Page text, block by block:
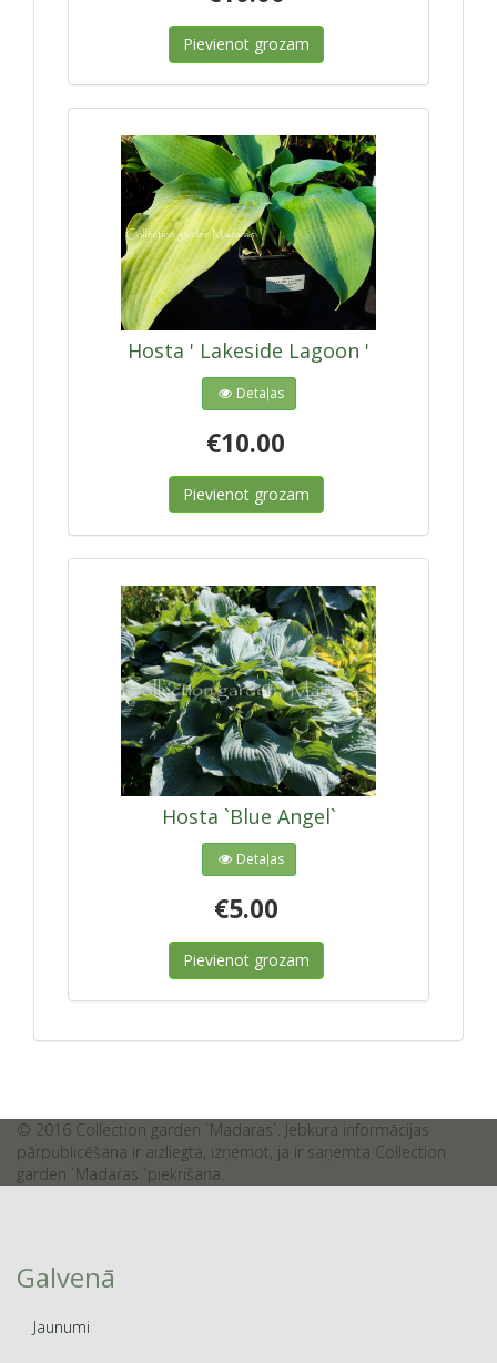
Pievienot grozam
Hosta ' Lakeside Lagoon '
Detaļas
€10.00
Pievienot grozam
Hosta `Blue Angel`
Detaļas
€5.00
Pievienot grozam
© 2016 Collection garden `Madaras`. Jebkura informācijas
pārpublicēšana ir aizliegta, izņemot, ja ir saņemta Collection
garden `Madaras `piekrišana.
Galvenā
Jaunumi